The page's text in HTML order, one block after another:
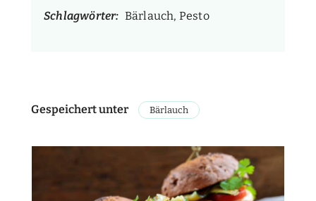
Schlagwörter: Bärlauch, Pesto
Gespeichert unter Bärlauch